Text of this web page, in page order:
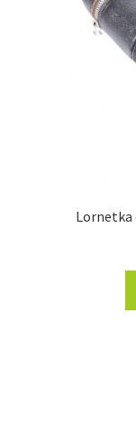
Lornetka